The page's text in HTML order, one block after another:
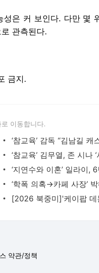
은 커 보인다. 다만 몇
관측된다.
금지.
이동합니다.
약관/정책